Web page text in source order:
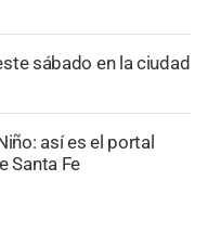
sábado en la ciudad
así es el portal
Santa Fe